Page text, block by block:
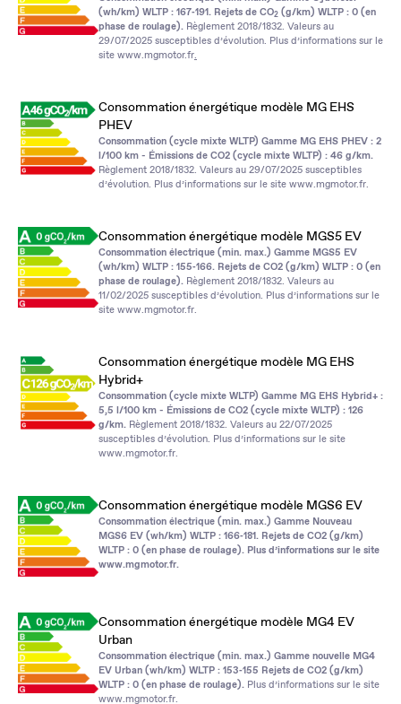
(wh/km) WLTP : 167‑191. Rejets de CO2 (g/km) WLTP : 0 (en
phase de roulage). Règlement 2018/1832. Valeurs au
29/07/2025 susceptibles d’évolution. Plus d’informations sur le
site www.mgmotor.fr.
Consommation énergétique modèle MG EHS
PHEV
Consommation (cycle mixte WLTP) Gamme MG EHS PHEV : 2
l/100 km - Émissions de CO2 (cycle mixte WLTP) : 46 g/km.
Règlement 2018/1832. Valeurs au 29/07/2025 susceptibles
d’évolution. Plus d’informations sur le site www.mgmotor.fr.
Consommation énergétique modèle MGS5 EV
Consommation électrique (min. max.) Gamme MGS5 EV
(wh/km) WLTP : 155‑166. Rejets de CO2 (g/km) WLTP : 0 (en
phase de roulage). Règlement 2018/1832. Valeurs au
11/02/2025 susceptibles d’évolution. Plus d’informations sur le
site www.mgmotor.fr.
Consommation énergétique modèle MG EHS
Hybrid+
Consommation (cycle mixte WLTP) Gamme MG EHS Hybrid+ :
5,5 l/100 km - Émissions de CO2 (cycle mixte WLTP) : 126
g/km. Règlement 2018/1832. Valeurs au 22/07/2025
susceptibles d’évolution. Plus d’informations sur le site
www.mgmotor.fr.
Consommation énergétique modèle MGS6 EV
Consommation électrique (min. max.) Gamme Nouveau
MGS6 EV (wh/km) WLTP : 166‑181. Rejets de CO2 (g/km)
WLTP : 0 (en phase de roulage). Plus d’informations sur le site
www.mgmotor.fr.
Consommation énergétique modèle MG4 EV
Urban
Consommation électrique (min. max.) Gamme nouvelle MG4
EV Urban (wh/km) WLTP : 153‑155 Rejets de CO2 (g/km)
WLTP : 0 (en phase de roulage). Plus d’informations sur le site
www.mgmotor.fr.